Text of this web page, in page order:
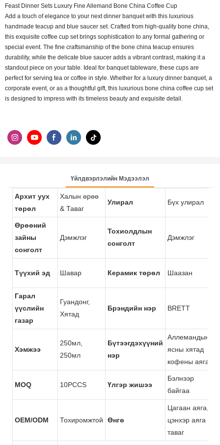
Feast Dinner Sets Luxury Fine Allemand Bone China Coffee Cup
Add a touch of elegance to your next dinner banquet with this luxurious
handmade teacup and blue saucer set. Crafted from high-quality bone china,
this exquisite coffee cup set brings sophistication to any formal gathering or
special event. The fine craftsmanship of the bone china teacup ensures
durability, while the delicate blue saucer adds a vibrant contrast, making it a
standout piece on your table. Ideal for banquet tableware, these cups are
perfect for serving tea or coffee in style. Whether for a luxury dinner banquet, a
corporate event, or as a thoughtful gift, this luxurious bone china coffee cup set
is designed to impress with its timeless beauty and exquisite detail.
Үйлдвэрлэлийн Мэдээлэл
Архит уух
төрөл
Халын өрөө
& Таваг
Улирал Бүх улирал
Өрөөний
зайны
сонголт
Дэмжлэг
Тохиолдлын
сонголт
Дэмжлэг
Түүхий эд Шавар Керамик төрөл Шаазан
Гарал
үүслийн
газар
Гуандонг,
Хятад
Брэндийн нэр BRETT
Хэмжээ
250мл,
250мл
Бүтээгдэхүүний
нэр
Аллемандын
ясны хятад
кофены аяга
MOQ 10PCCS Үлгэр жишээ
Бэлнээр
байгаа
OEM/ODM Тохиромжтой Өнгө
Цагаан аяга,
цэнхэр аяга
таваг